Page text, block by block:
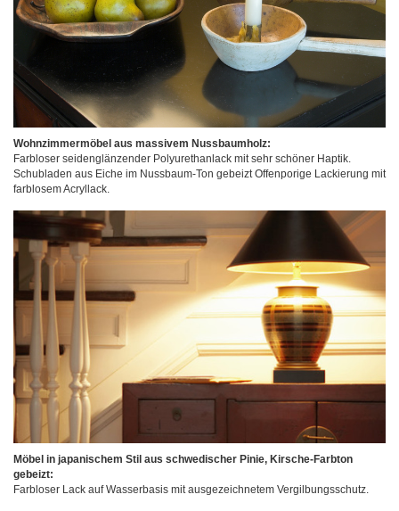
Wohnzimmermöbel aus massivem Nussbaumholz:
Farbloser seidenglänzender Polyurethanlack mit sehr schöner Haptik.
Schubladen aus Eiche im Nussbaum-Ton gebeizt Offenporige Lackierung mit
farblosem Acryllack.
Möbel in japanischem Stil aus schwedischer Pinie, Kirsche-Farbton
gebeizt:
Farbloser Lack auf Wasserbasis mit ausgezeichnetem Vergilbungsschutz.